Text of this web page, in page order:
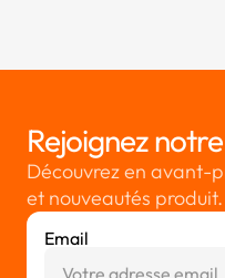
Rejoignez
Découvrez en avant-
et nouveautés produit.
Email